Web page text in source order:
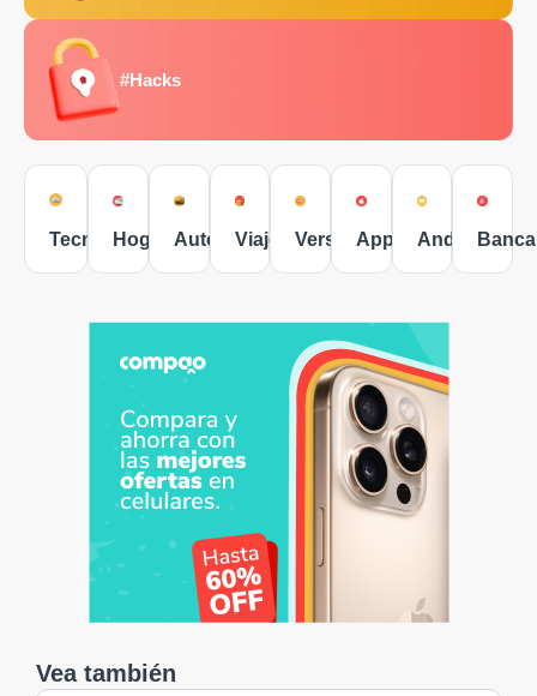
#Hacks
Tecnología
Hogar Autos Viajes VersusApple AndroidBanca
Vea también